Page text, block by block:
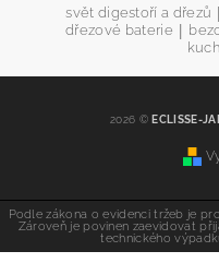
svět digestoří a dřezů |
dřezové baterie |
2026 © ECLISSE-
Podle zákona o evidenci tržeb je
Zároveň je povinen zaevidovat
technického